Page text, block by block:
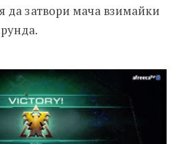
да затвори мача взимайки